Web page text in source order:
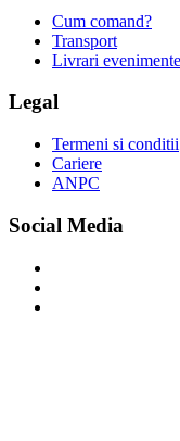
Cum comand?
Transport
Livrari evenimente
Legal
Termeni si conditii
Cariere
ANPC
Social Media